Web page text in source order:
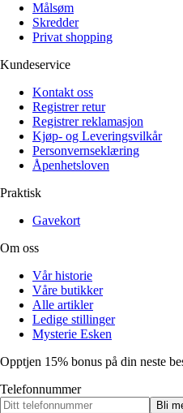
Målsøm
Skredder
Privat shopping
Kundeservice
Kontakt oss
Registrer retur
Registrer reklamasjon
Kjøp- og Leveringsvilkår
Personvernseklæring
Åpenhetsloven
Praktisk
Gavekort
Om oss
Vår historie
Våre butikker
Alle artikler
Ledige stillinger
Mysterie Esken
Opptjen 15% bonus på din neste
Telefonnummer
Bli